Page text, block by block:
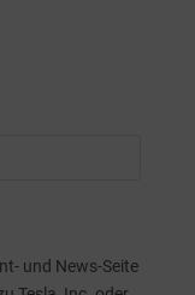
und News-Seite